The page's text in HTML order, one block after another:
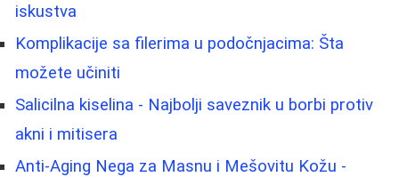
iskustva
Komplikacije sa filerima u podočnjacima: Šta
možete učiniti
Salicilna kiselina - Najbolji saveznik u borbi protiv
akni i mitisera
Anti-Aging Nega za Masnu i Mešovitu Kožu -